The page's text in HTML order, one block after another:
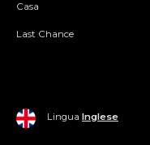
Casa
Last Chance
Lingua Inglese